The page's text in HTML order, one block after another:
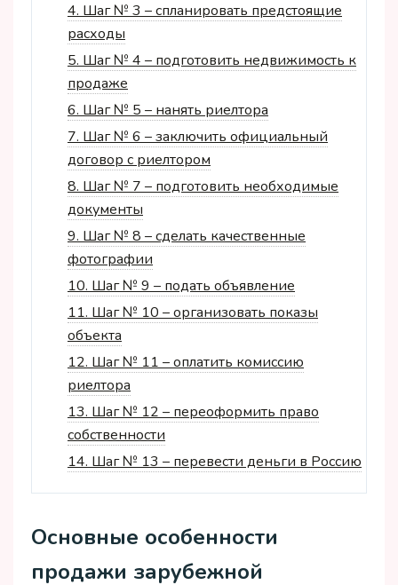
4. Шаг № 3 – спланировать предстоящие
расходы
5. Шаг № 4 – подготовить недвижимость к
продаже
6. Шаг № 5 – нанять риелтора
7. Шаг № 6 – заключить официальный
договор с риелтором
8. Шаг № 7 – подготовить необходимые
документы
9. Шаг № 8 – сделать качественные
фотографии
10. Шаг № 9 – подать объявление
11. Шаг № 10 – организовать показы
объекта
12. Шаг № 11 – оплатить комиссию
риелтора
13. Шаг № 12 – переоформить право
собственности
14. Шаг № 13 – перевести деньги в Россию
Основные особенности
продажи зарубежной